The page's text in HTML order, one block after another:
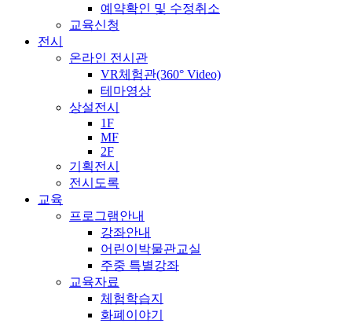
예약확인 및 수정취소
교육신청
전시
온라인 전시관
VR체험관(360° Video)
테마영상
상설전시
1F
MF
2F
기획전시
전시도록
교육
프로그램안내
강좌안내
어린이박물관교실
주중 특별강좌
교육자료
체험학습지
화폐이야기